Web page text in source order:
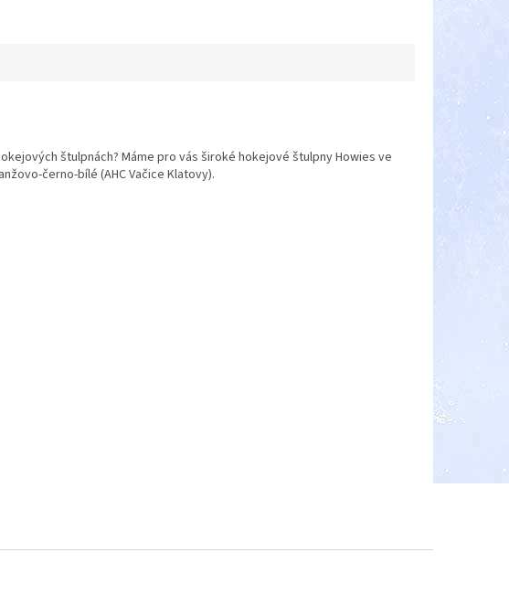
štulpnách? Máme pro vás široké hokejové štulpny Howies ve
černo-bílé (AHC Vačice Klatovy).